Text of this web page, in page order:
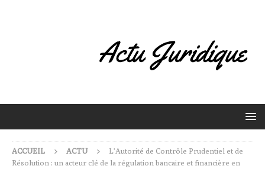
ACCUEIL ACTU
L’Autorité de Contrôle Prudentiel et de
Résolution : un acteur clé de la régulation bancaire et financière en